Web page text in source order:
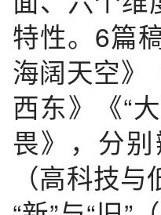
特性。6篇
海阔天空》
西东》《“
畏》，分别
（高科技